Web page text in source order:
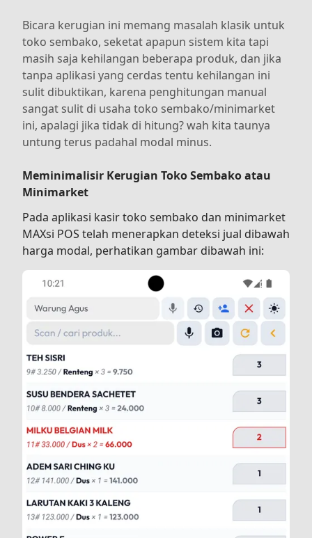
Bicara kerugian ini memang masalah klasik untuk
toko sembako, seketat apapun sistem kita tapi
masih saja kehilangan beberapa produk, dan jika
tanpa aplikasi yang cerdas tentu kehilangan ini
sulit dibuktikan, karena penghitungan manual
sangat sulit di usaha toko sembako/minimarket
ini, apalagi jika tidak di hitung? wah kita taunya
untung terus padahal modal minus.
Meminimalisir Kerugian Toko Sembako atau
Minimarket
Pada aplikasi kasir toko sembako dan minimarket
MAXsi POS telah menerapkan deteksi jual dibawah
harga modal, perhatikan gambar dibawah ini: